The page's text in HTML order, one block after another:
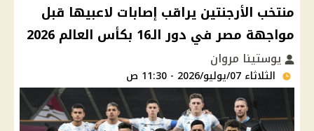
منتخب الأرجنتين يراقب إصابات لاعبيها قبل
مواجهة مصر في دور الـ16 بكأس العالم 2026
يوستينا مروان
الثلاثاء 07/يوليو/2026 - 11:30 ص